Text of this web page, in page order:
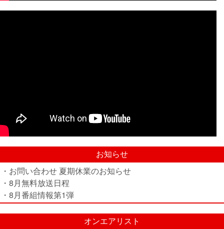
お知らせ
・お問い合わせ 夏期休業のお知らせ
・8月無料放送日程
・8月番組情報第1弾
オンエアリスト